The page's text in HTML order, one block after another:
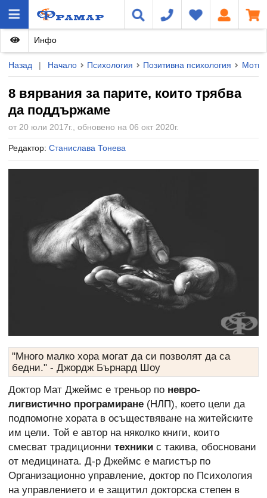
Назад | Начало Психология Позитивна психология
8 вярвания за парите, които трябва
да поддържаме
от 20 юли 2017г., обновено на 06 окт 2020г.
Редактор: Станислава Тонева
Инфо
"Много малко хора могат да си позволят да са
бедни." - Джордж Бърнард Шоу
Доктор Мат Джеймс е треньор по невро-
лигвистично програмиране (НЛП), което цели да
подпомогне хората в осъществяване на житейските
им цели. Той е автор на няколко книги, които
смесват традиционни техники с такива, обосновани
от медицината. Д-р Джеймс е магистър по
Организационно управление, доктор по Психология
на управлението и е защитил докторска степен в